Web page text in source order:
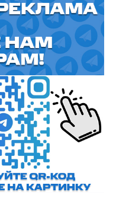
соглашение
материалов
а также с ссылкой